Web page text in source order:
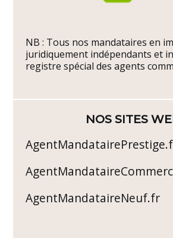
NB : Tous nos mandataires en
juridiquement indépendants et
registre spécial des agents
NOS SITES
AgentMandataireNeuf.fr